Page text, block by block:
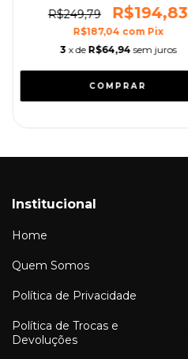
R$249,79 R$194,83
R$187,04 com Pix
3 x de R$64,94 sem juros
Institucional
Home
Quem Somos
Política de Privacidade
Política de Trocas e
Devoluções